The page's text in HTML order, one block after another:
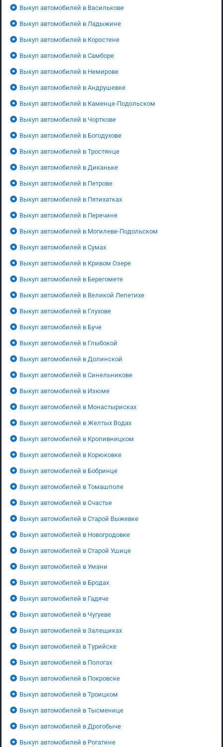
Выкуп автомобилей в Василькове
Выкуп автомобилей в Ладыжине
Выкуп автомобилей в Коростене
Выкуп автомобилей в Самборе
Выкуп автомобилей в Немирове
Выкуп автомобилей в Андрушевке
Выкуп автомобилей в Каменце-Подольском
Выкуп автомобилей в Чорткове
Выкуп автомобилей в Богодухове
Выкуп автомобилей в Тростянце
Выкуп автомобилей в Диканьке
Выкуп автомобилей в Петрове
Выкуп автомобилей в Пятихатках
Выкуп автомобилей в Перечине
Выкуп автомобилей в Могилеве-Подольском
Выкуп автомобилей в Сумах
Выкуп автомобилей в Кривом Озере
Выкуп автомобилей в Берегомете
Выкуп автомобилей в Великой Лепетихе
Выкуп автомобилей в Глухове
Выкуп автомобилей в Буче
Выкуп автомобилей в Глыбокой
Выкуп автомобилей в Долинской
Выкуп автомобилей в Синельникове
Выкуп автомобилей в Изюме
Выкуп автомобилей в Монастырисках
Выкуп автомобилей в Желтых Водах
Выкуп автомобилей в Кропивницком
Выкуп автомобилей в Корюковке
Выкуп автомобилей в Бобринце
Выкуп автомобилей в Томашполе
Выкуп автомобилей в Счастье
Выкуп автомобилей в Старой Выжевке
Выкуп автомобилей в Новогродовке
Выкуп автомобилей в Старой Ушице
Выкуп автомобилей в Умани
Выкуп автомобилей в Бродах
Выкуп автомобилей в Гадяче
Выкуп автомобилей в Чугуеве
Выкуп автомобилей в Залещиках
Выкуп автомобилей в Турийске
Выкуп автомобилей в Пологах
Выкуп автомобилей в Покровске
Выкуп автомобилей в Троицком
Выкуп автомобилей в Тысменице
Выкуп автомобилей в Дрогобыче
Выкуп автомобилей в Рогатине